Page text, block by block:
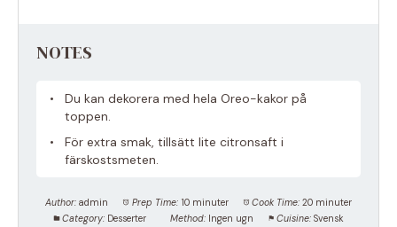
NOTES
Du kan dekorera med hela Oreo-kakor på
toppen.
För extra smak, tillsätt lite citronsaft i
färskostsmeten.
Author: admin Prep Time: 10 minuter Cook Time: 20 minuter
Category: Desserter Method: Ingen ugn Cuisine: Svensk